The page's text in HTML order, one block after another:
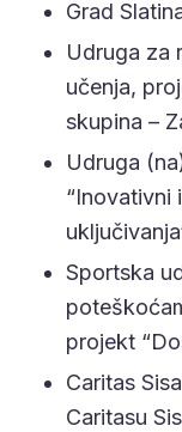
Grad
Udruga za
učenja,
skupina –
Udruga
“Inovativni
Sportska
projekt
Caritas
Caritasu